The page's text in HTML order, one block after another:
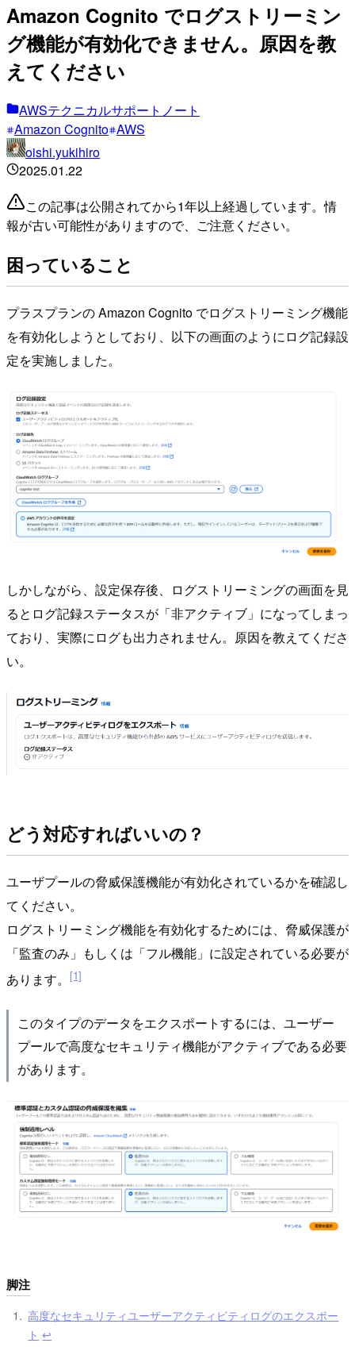
Amazon Cognito でログストリーミン
グ機能が有効化できません。原因を教
えてください
AWSテクニカルサポートノート
Amazon Cognito AWS
oishi.yukihiro
2025.01.22
この記事は公開されてから1年以上経過しています。情
報が古い可能性がありますので、ご注意ください。
困っていること
プラスプランの Amazon Cognito でログストリーミング機能
を有効化しようとしており、以下の画面のようにログ記録設
定を実施しました。
しかしながら、設定保存後、ログストリーミングの画面を見
るとログ記録ステータスが「非アクティブ」になってしまっ
ており、実際にログも出力されません。原因を教えてくださ
い。
どう対応すればいいの？
ユーザプールの脅威保護機能が有効化されているかを確認し
てください。
ログストリーミング機能を有効化するためには、脅威保護が
「監査のみ」もしくは「フル機能」に設定されている必要が
あります。
[1]
このタイプのデータをエクスポートするには、ユーザー
プールで高度なセキュリティ機能がアクティブである必要
があります。
脚注
高度なセキュリティユーザーアクティビティログのエクスポー
ト ↩︎